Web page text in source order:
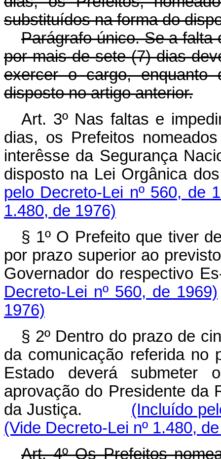
substituídos na forma do
Parágrafo único. Se a falta
por mais de sete (7) dias
exercer o cargo, enquanto
disposto no artigo anterior.
Art. 3º Nas faltas e
dias, os Prefeitos
interêsse da Segurança
disposto na Lei
pelo Decreto-Lei nº 560, de
1.480, de 1976)
§ 1º O Prefeito que tiver
por prazo superior ao
Governador do
Decreto-Lei nº 560, de 1969)
1976)
§ 2º Dentro do prazo de
da comunicação referida no
Estado deverá submeter
aprovação do Presidente da
da Justiça. (Incluído
(Vide Decreto-Lei nº 1.480,
Art. 4º Os Prefeitos